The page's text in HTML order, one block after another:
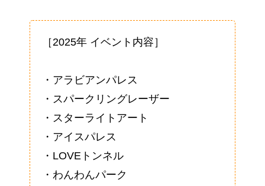
［2025年 イベント内容］
・アラビアンパレス
・スパークリングレーザー
・スターライトアート
・アイスパレス
・LOVEトンネル
・わんわんパーク